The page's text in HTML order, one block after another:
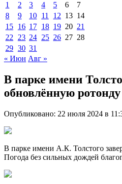
1 2 3 4 5 6
7
8
9 10 11 12 13 14
15 16 17 18 19 20 21
22
23 24 25 26 27 28
29 30 31
« Июн Авг »
В парке имени
обновлённую ротонду
Опубликовано: 22 июля 2024 в
В парке имени А.К. Толстого
Погода без сильных дождей